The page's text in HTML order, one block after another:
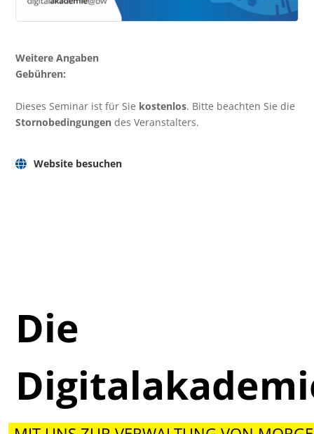
Weitere Angaben
Gebühren:
Dieses Seminar ist für Sie kostenlos. Bitte beachten Sie die
Stornobedingungen des Veranstalters.
Website besuchen
Die